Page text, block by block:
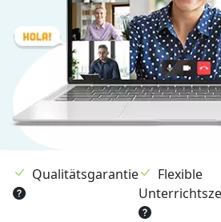
Qualitätsgarantie
Flexible